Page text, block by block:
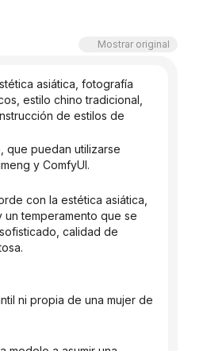
Mostrar original
asiática, fotografía
estilo chino tradicional,
de estilos de
y ComfyUI.
temperamento que se
calidad de